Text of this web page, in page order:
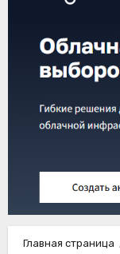
Главная страница